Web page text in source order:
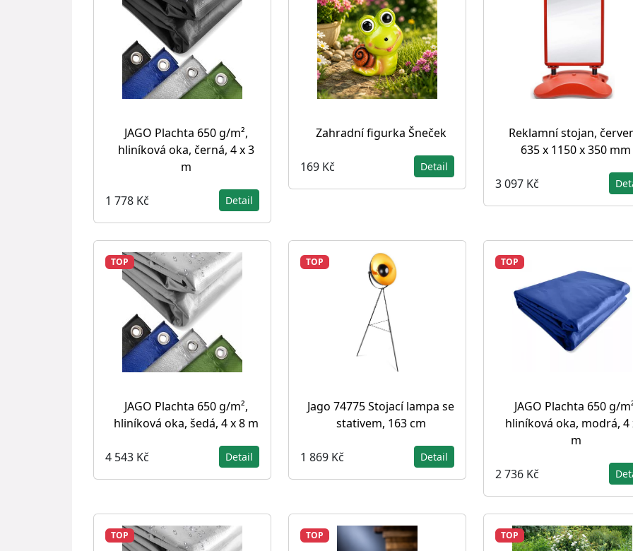
JAGO Plachta 650 g/m²,
hliníková oka, černá, 4 x 3
m
1 778 Kč Detail
Zahradní figurka Šneček
169 Kč Detail
Reklamní stojan,
635 x 1150 x 350 mm
3 097 Kč
TOP
JAGO Plachta 650 g/m²,
hliníková oka, šedá, 4 x 8 m
4 543 Kč Detail
TOP
Jago 74775 Stojací lampa se
stativem, 163 cm
1 869 Kč Detail
TOP
JAGO Plachta 650 g/
hliníková oka, modrá, 4
m
2 736 Kč
TOP TOP TOP